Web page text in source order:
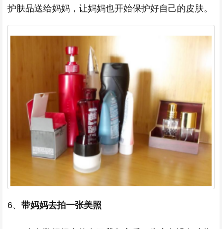
护肤品送给妈妈，让妈妈也开始保护好自己的皮肤。
6、 带妈妈去拍一张美照